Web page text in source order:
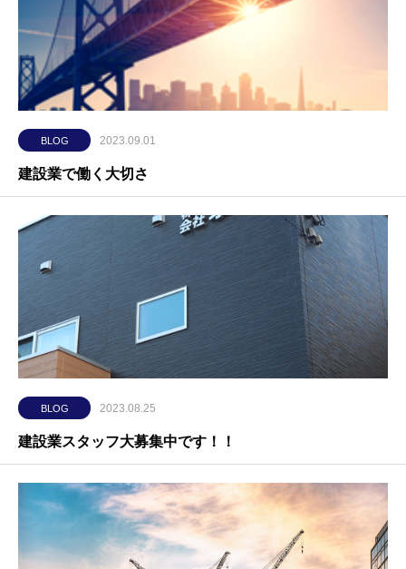
BLOG 2023.09.01
建設業で働く大切さ
BLOG 2023.08.25
建設業スタッフ大募集中です！！